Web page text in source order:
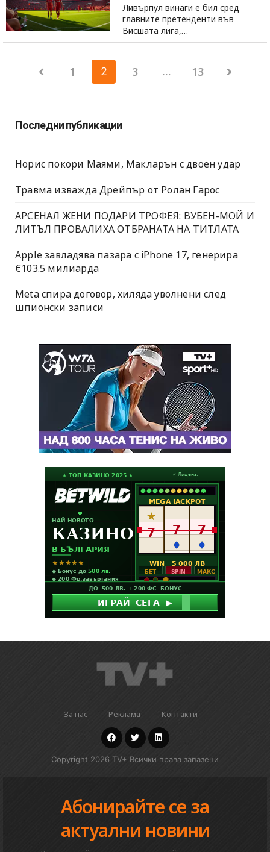
Ливърпул винаги е бил сред
главните претенденти във
Висшата лига,…
на
страници
1 2 3 … 13
Последни публикации
Норис покори Маями, Макларън с двоен удар
Травма изважда Дрейпър от Ролан Гарос
АРСЕНАЛ ЖЕНИ ПОДАРИ ТРОФЕЯ: ВУБЕН-МОЙ И
ЛИТЪЛ ПРОВАЛИХА ОТБРАНАТА НА ТИТЛАТА
Apple завладява пазара с iPhone 17, генерира
€103.5 милиарда
Meta спира договор, хиляда уволнени след
шпионски записи
За нас Реклама Контакти
Copyright 2026 TV+ Всички права запазени
Абонирайте се за
актуални новини